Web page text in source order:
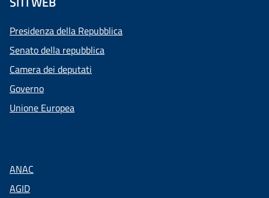
Presidenza della Repubblica
Senato della repubblica
Camera dei deputati
Governo
Unione Europea
ANAC
AGID